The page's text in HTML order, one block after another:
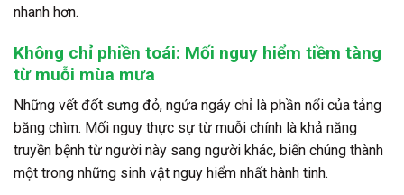
nhanh hơn.
Không chỉ phiền toái: Mối nguy hiểm tiềm tàng
từ muỗi mùa mưa
Những vết đốt sưng đỏ, ngứa ngáy chỉ là phần nổi của tảng
băng chìm. Mối nguy thực sự từ muỗi chính là khả năng
truyền bệnh từ người này sang người khác, biến chúng thành
một trong những sinh vật nguy hiểm nhất hành tinh.